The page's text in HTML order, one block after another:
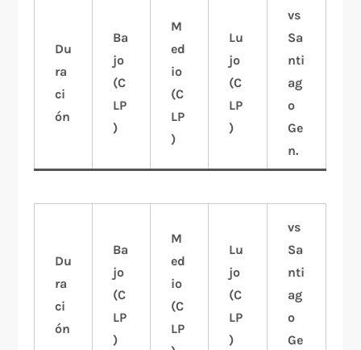
Du
ra
ci
ón
Ba
jo
(C
LP
)
M
ed
io
(C
LP
)
Lu
jo
(C
LP
)
vs
Sa
nti
ag
o
Ge
n.
Du
ra
ci
ón
Ba
jo
(C
LP
)
M
ed
io
(C
LP
Lu
jo
(C
LP
)
vs
Sa
nti
ag
o
Ge